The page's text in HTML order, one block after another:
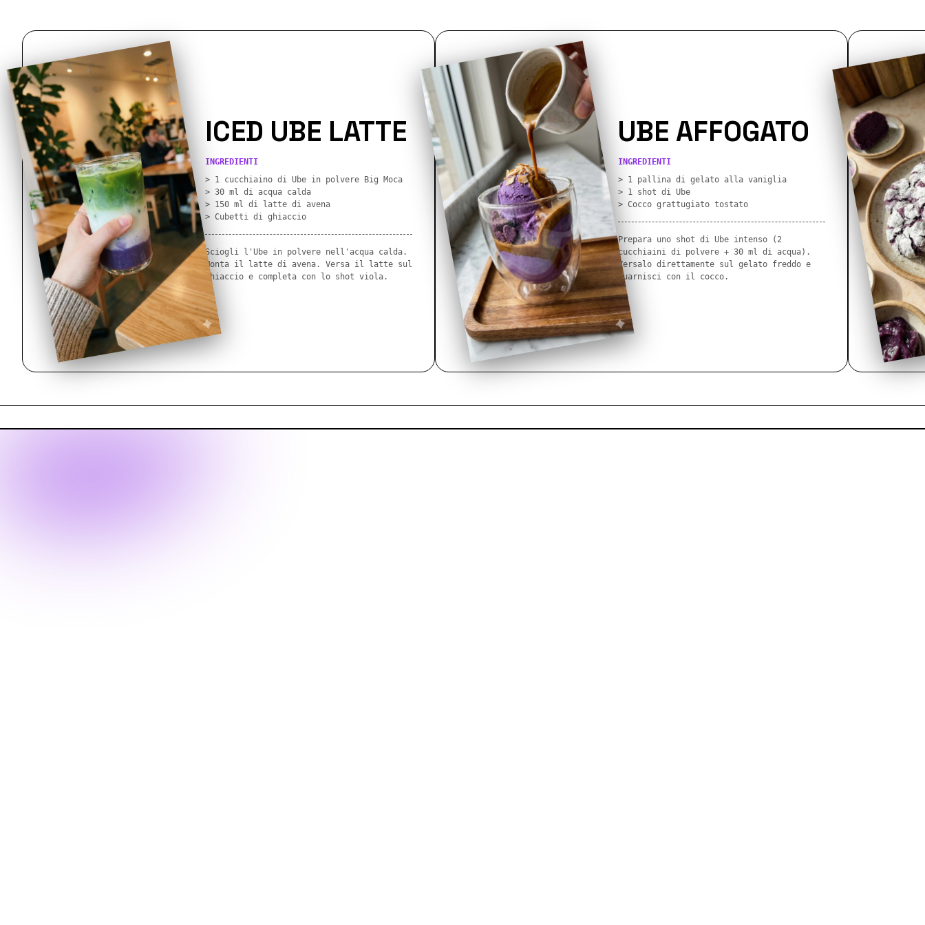
ICED UBE LATTE
INGREDIENTI
> 1 cucchiaino di Ube in polvere Big Moca
> 30 ml di acqua calda
> 150 ml di latte di avena
> Cubetti di ghiaccio
Sciogli l'Ube in polvere nell'acqua calda.
Monta il latte di avena. Versa il latte sul
ghiaccio e completa con lo shot viola.
UBE AFFOGATO
INGREDIENTI
> 1 pallina di gelato alla vaniglia
> 1 shot di Ube
> Cocco grattugiato tostato
Prepara uno shot di Ube intenso (2
cucchiaini di polvere + 30 ml di acqua).
Versalo direttamente sul gelato freddo e
guarnisci con il cocco.